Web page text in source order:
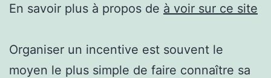
En savoir plus à propos de à voir sur ce site
Organiser un incentive est souvent le
moyen le plus simple de faire connaître sa